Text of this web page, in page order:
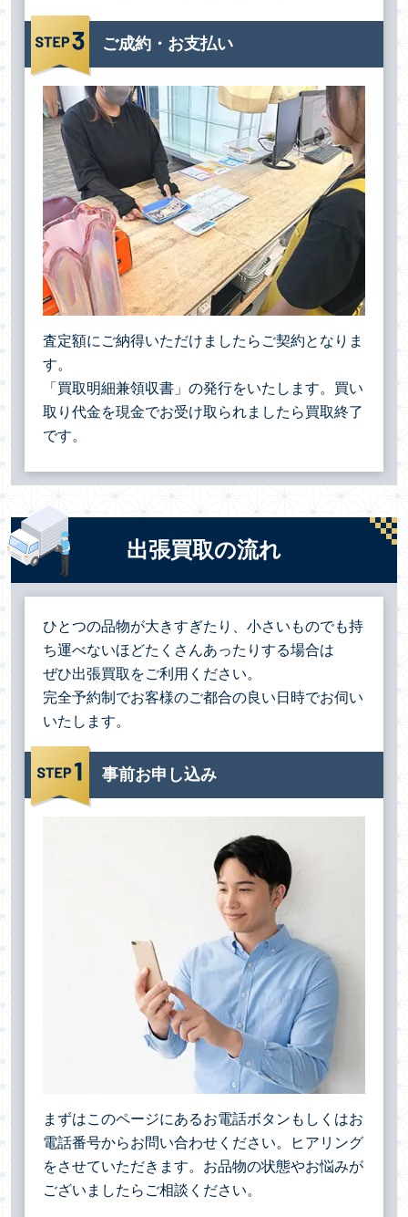
ご成約・お支払い
査定額にご納得いただけましたらご契約となりま
す。
「買取明細兼領収書」の発行をいたします。買い
取り代金を現金でお受け取られましたら買取終了
です。
出張買取の流れ
ひとつの品物が大きすぎたり、小さいものでも持
ち運べないほどたくさんあったりする場合は
ぜひ出張買取をご利用ください。
完全予約制でお客様のご都合の良い日時でお伺い
いたします。
事前お申し込み
まずはこのページにあるお電話ボタンもしくはお
電話番号からお問い合わせください。ヒアリング
をさせていただきます。お品物の状態やお悩みが
ございましたらご相談ください。